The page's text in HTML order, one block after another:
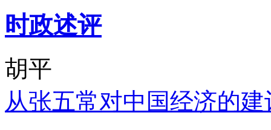
时政述评
胡平
从张五常对中国经济的